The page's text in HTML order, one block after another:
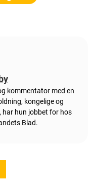
kommentator med en
kongelige og
har hun jobbet for hos
Blad.